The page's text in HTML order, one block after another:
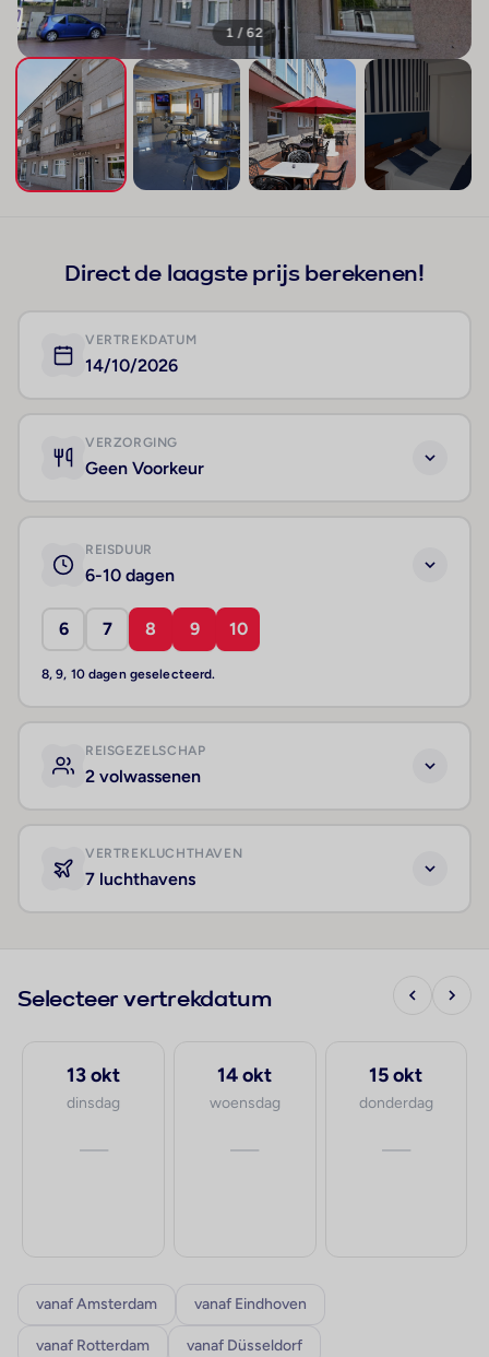
1 / 62
Direct de laagste prijs berekenen!
VERTREKDATUM
14/10/2026
VERZORGING
Geen Voorkeur
REISDUUR
6-10 dagen
6 7 8 9 10
8, 9, 10 dagen geselecteerd.
REISGEZELSCHAP
2 volwassenen
VERTREKLUCHTHAVEN
7 luchthavens
Selecteer vertrekdatum
13 okt
dinsdag
—
14 okt
woensdag
—
15 okt
donderdag
—
vanaf Amsterdam vanaf Eindhoven
vanaf Rotterdam vanaf Düsseldorf